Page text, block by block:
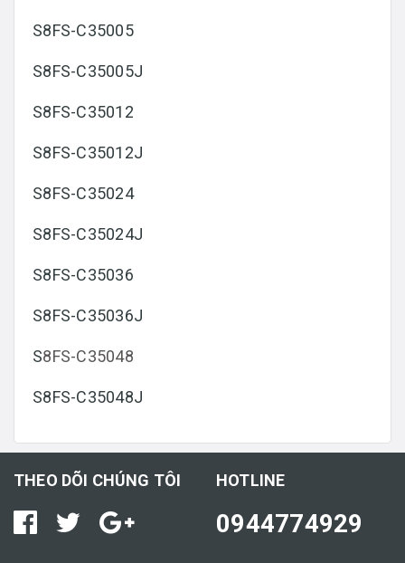
S8FS-C35005
S8FS-C35005J
S8FS-C35012
S8FS-C35012J
S8FS-C35024
S8FS-C35024J
S8FS-C35036
S8FS-C35036J
S8FS-C35048
S8FS-C35048J
THEO DÕI CHÚNG TÔI HOTLINE
0944774929